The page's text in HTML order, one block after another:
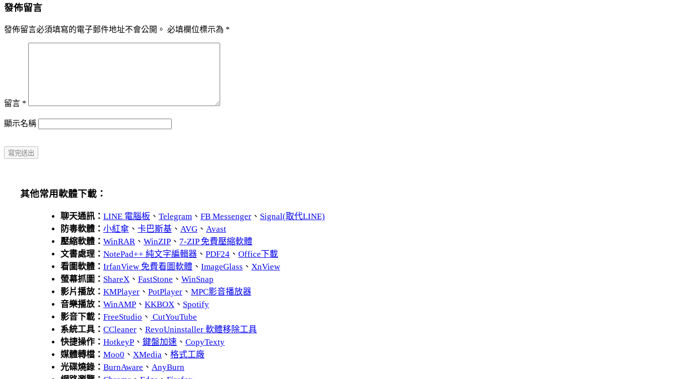
發佈留言
發佈留言必須填寫的電子郵件地址不會公開。 必填欄位標示為 *
留言 *
顯示名稱
其他常用軟體下載：
聊天通訊： LINE 電腦板 、 Telegram 、 FB Messenger 、 Signal(取代LINE)
防毒軟體： 小紅傘 、 卡巴斯基 、 AVG 、 Avast
壓縮軟體： WinRAR、 WinZIP 、 7-ZIP 免費壓縮軟體
文書處理： NotePad++ 純文字編輯器 、 PDF24 、 Office下載
看圖軟體： IrfanView 免費看圖軟體 、 ImageGlass 、 XnView
螢幕抓圖： ShareX 、 FastStone 、 WinSnap
影片播放： KMPlayer 、 PotPlayer 、 MPC影音播放器
音樂播放： WinAMP 、 KKBOX 、 Spotify
影音下載： FreeStudio 、 CutYouTube
系統工具： CCleaner 、 RevoUninstaller 軟體移除工具
快捷操作： HotkeyP 、 鍵盤加速 、 CopyTexty
媒體轉檔： Moo0 、 XMedia 、 格式工廠
光碟燒錄： BurnAware 、 AnyBurn